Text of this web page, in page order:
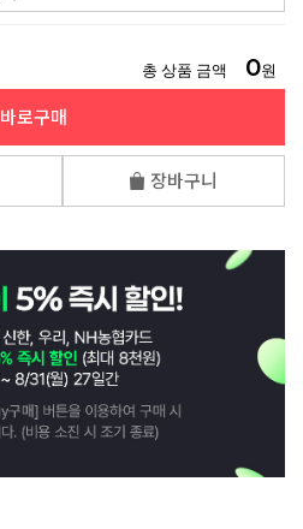
총 상품 금액 0원
바로구매
장바구니